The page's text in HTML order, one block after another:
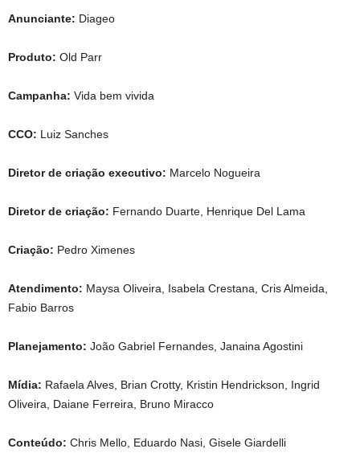
Anunciante: Diageo
Produto: Old Parr
Campanha: Vida bem vivida
CCO: Luiz Sanches
Diretor de criação executivo: Marcelo Nogueira
Diretor de criação: Fernando Duarte, Henrique Del Lama
Criação: Pedro Ximenes
Atendimento: Maysa Oliveira, Isabela Crestana, Cris Almeida,
Fabio Barros
Planejamento: João Gabriel Fernandes, Janaina Agostini
Mídia: Rafaela Alves, Brian Crotty, Kristin Hendrickson, Ingrid
Oliveira, Daiane Ferreira, Bruno Miracco
Conteúdo: Chris Mello, Eduardo Nasi, Gisele Giardelli